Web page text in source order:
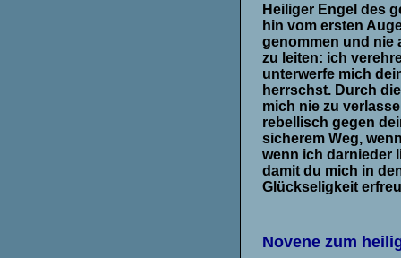
Heiliger Engel des
hin vom ersten
genommen und nie
zu leiten: ich
unterwerfe mich
herrschst. Durch
mich nie zu
rebellisch gegen
sicherem Weg,
wenn ich darnieder
damit du mich in
Glückseligkeit
Novene zum